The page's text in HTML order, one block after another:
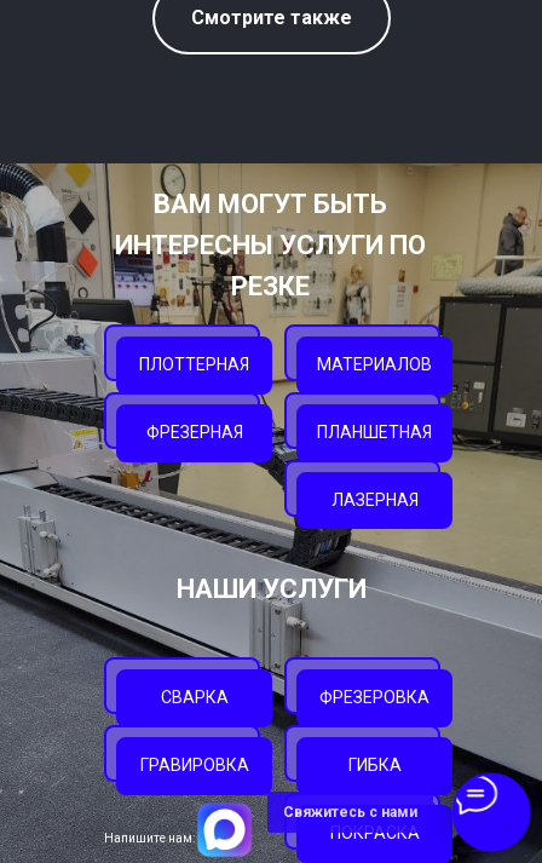
Свяжитесь с нами
Смотрите также
ВАМ МОГУТ БЫТЬ
ИНТЕРЕСНЫ УСЛУГИ ПО
РЕЗКЕ
НАШИ УСЛУГИ
ФРЕЗЕРНАЯ
ПЛОТТЕРНАЯ
ПЛАНШЕТНАЯ
МАТЕРИАЛОВ
ЛАЗЕРНАЯ
ГРАВИРОВКА
СВАРКА
ГИБКА
ФРЕЗЕРОВКА
ПОКРАСКА
Напишите нам: